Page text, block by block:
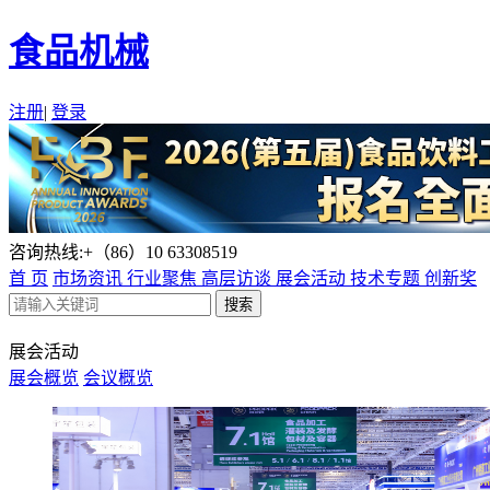
食品机械
注册| 登录
咨询热线:+（86）10 63308519
首 页 市场资讯 行业聚焦 高层访谈 展会活动 技术专题 创新奖
展会活动
展会概览 会议概览